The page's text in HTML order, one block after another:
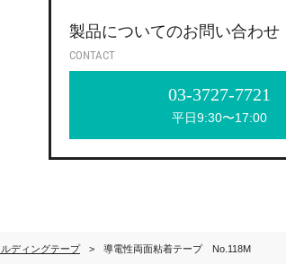
製品についてのお問い合わせ
CONTACT
03-3727-7721
平日9:30〜17:00
ディングテープ 導電性両面粘着テープ No.118M